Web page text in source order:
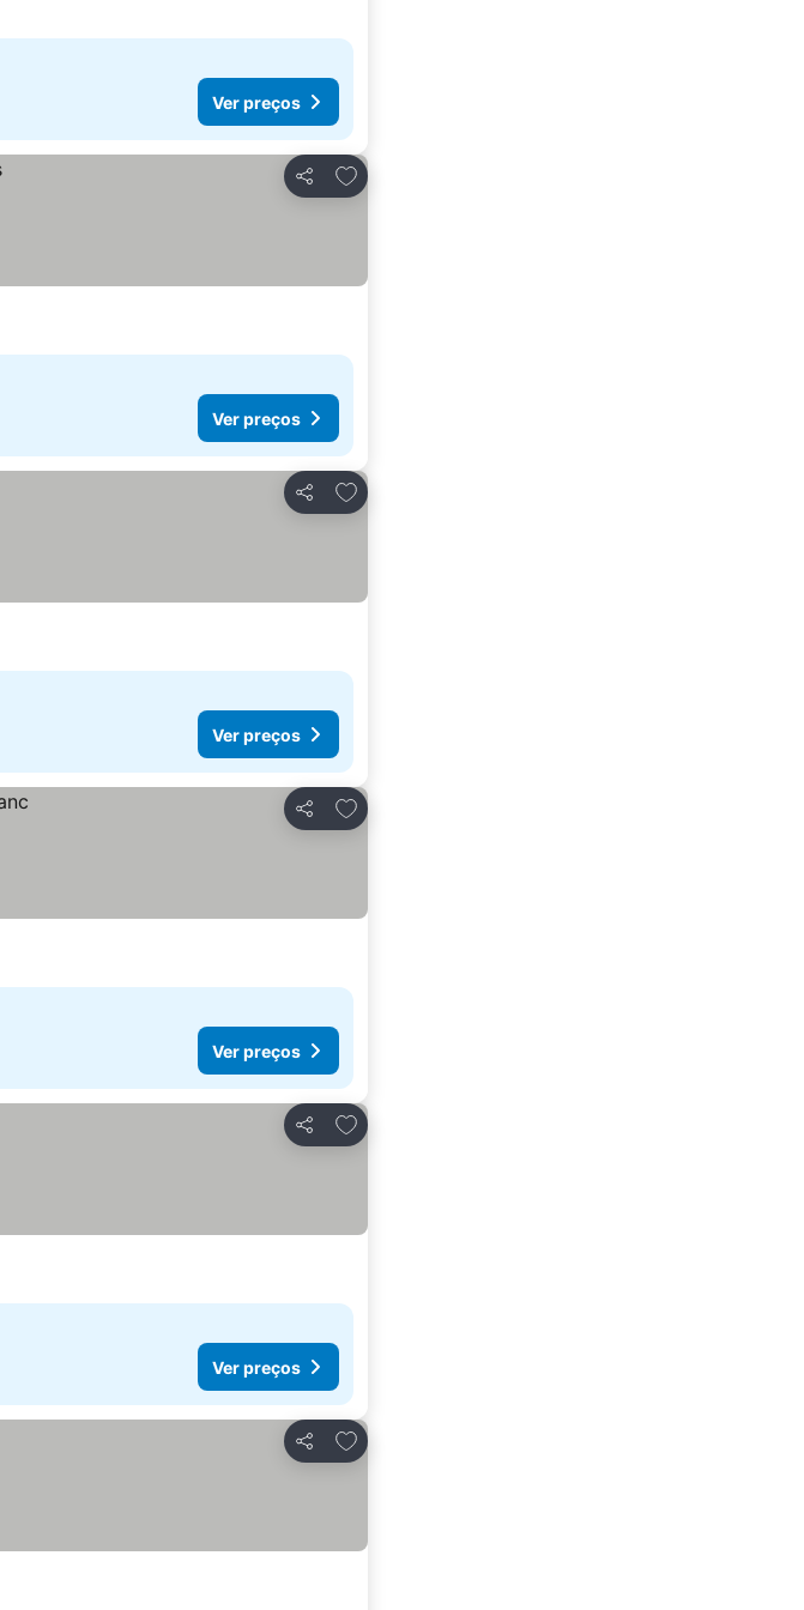
Ver preços
Partilhar
Adicionar aos favoritos
Ver preços
Partilhar
Adicionar aos favoritos
Ver preços
Partilhar
Adicionar aos favoritos
Ver preços
Partilhar
Adicionar aos favoritos
Ver preços
Partilhar
Adicionar aos favoritos